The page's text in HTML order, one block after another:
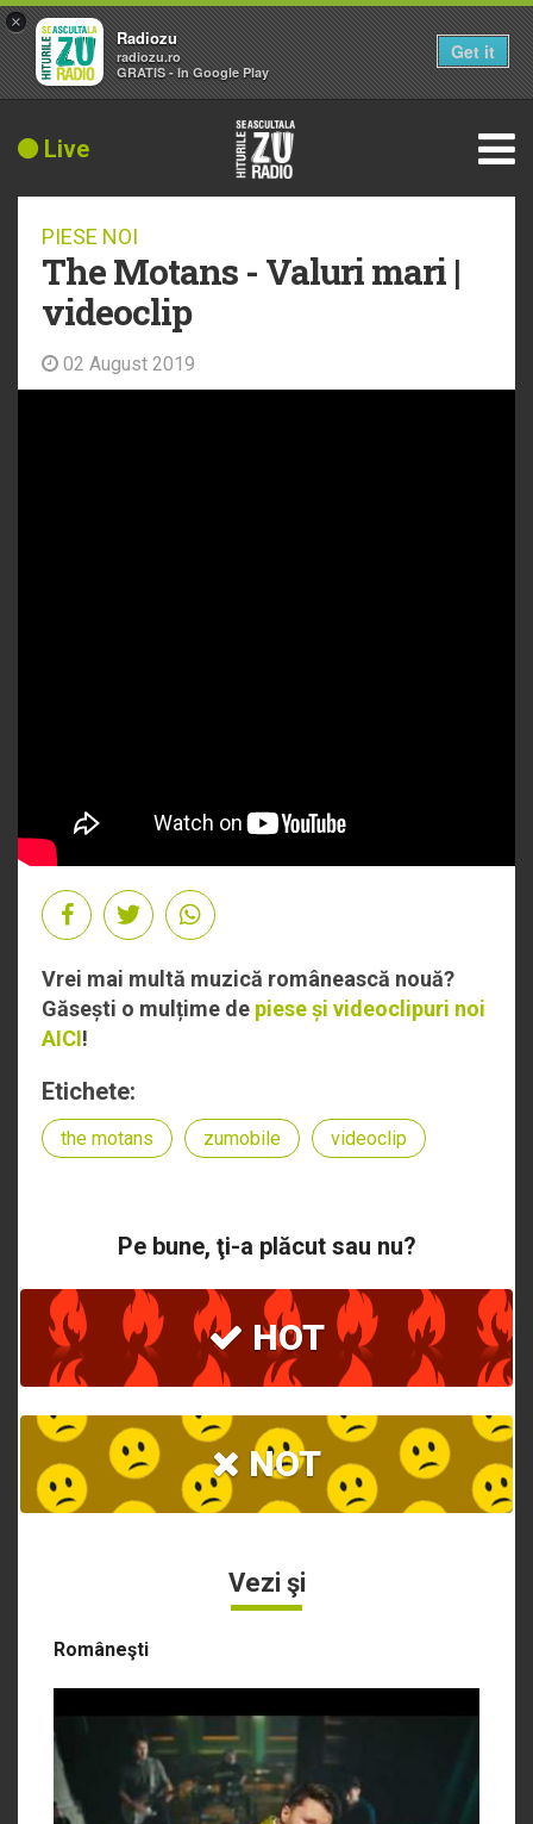
Live
PIESE NOI
The Motans - Valuri mari |
videoclip
02 August 2019
Vrei mai multă muzică românească nouă?
Găsești o mulțime de piese și videoclipuri noi
AICI!
Etichete:
the motans zumobile videoclip
Pe bune, ţi-a plăcut sau nu?
HOT
NOT
Vezi şi
Româneşti
×
Radiozu
radiozu.ro
GRATIS - In Google Play
Get it